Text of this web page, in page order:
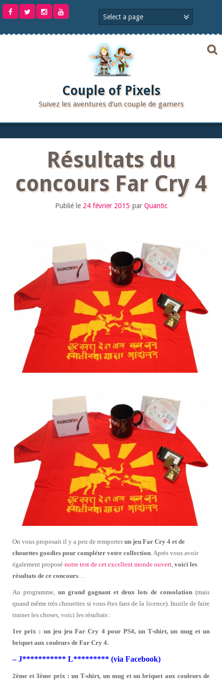
Aller
Couple of Pixels
Suivez les aventures d'un couple de gamers
Résultats du
concours Far Cry 4
Publié le 24 février 2015 par Quantic
On vous proposait il y a peu de remporterun jeu Far Cry 4 et de
chouettes goodies pour compléter votre collection . Après vous avoir
également proposé notre test de cet excellent monde ouvert voici les
résultats de ce concours
Au programme, un grand gagnant et deux lots de consolation (mais
quand même très chouettes si vous êtes fans de la licence). Inutile de faire
trainer les choses, voici les résultats :
1er prix : un jeu jeu Far Cry 4 pour PS4, un T-shirt, un mug et un
briquet aux couleurs de Far Cry 4.
– J*********** L********* (via Facebook)
2ème et 3ème prix : un T-shirt, un mug et un briquet aux couleurs de